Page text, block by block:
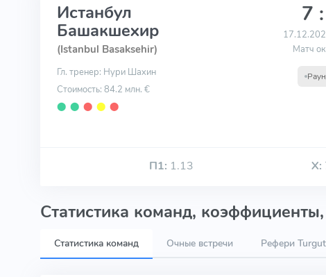
Истанбул
Башакшехир
(Istanbul Basaksehir)
Гл. тренер: Нури Шахин
Стоимость: 84.2 млн. €
⬤ ⬤ ⬤ ⬤ ⬤
7
Матч
П1: 1.13 Х:
Статистика команд,
Статистика команд Очные встречи Рефери